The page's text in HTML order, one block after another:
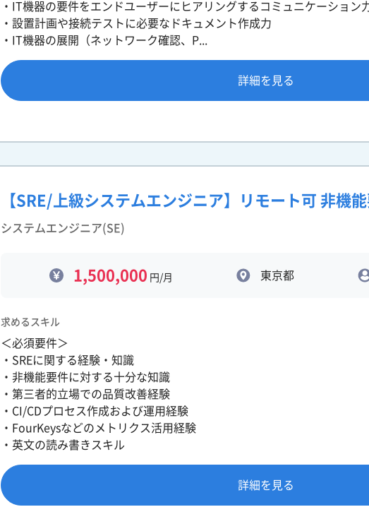
・IT機器の要件をエンドユーザーにヒアリングするコミュニケーション
・設置計画や接続テストに必要なドキュメント作成力
・IT機器の展開（ネットワーク確認、P...
詳細を見る
【SRE/上級システムエンジニア】リモート可 非機
システムエンジニア(SE)
1,500,000 円/月 東京都
求めるスキル
＜必須要件＞
・SREに関する経験・知識
・非機能要件に対する十分な知識
・第三者的立場での品質改善経験
・CI/CDプロセス作成および運用経験
・FourKeysなどのメトリクス活用経験
・英文の読み書きスキル
詳細を見る